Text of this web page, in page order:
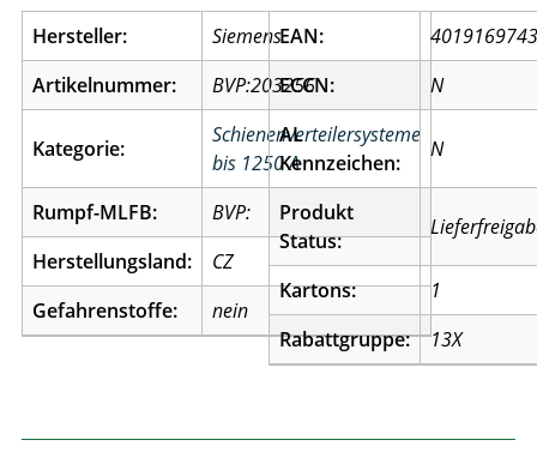
Hersteller:
Siemens
Artikelnummer:
BVP:203256
Kategorie:
Schienenverteilersysteme
bis 1250 A
Rumpf-MLFB:
BVP:
Herstellungsland:
CZ
Gefahrenstoffe:
nein
EAN:
ECCN:
N
AL
Kennzeichen:
N
Produkt
Status:
Kartons:
1
Rabattgruppe:
13X